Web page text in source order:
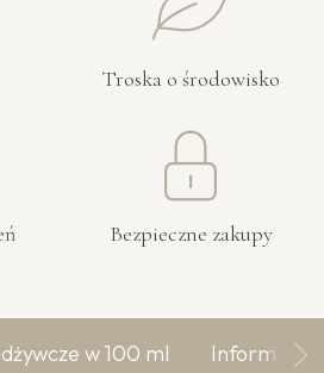
Troska o środowisko
Bezpieczne zakupy
w 100 ml Informacje